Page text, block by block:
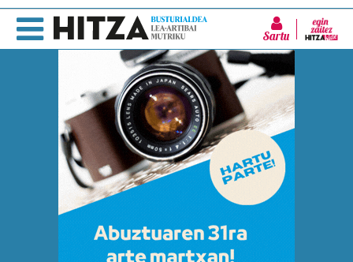
Sartu